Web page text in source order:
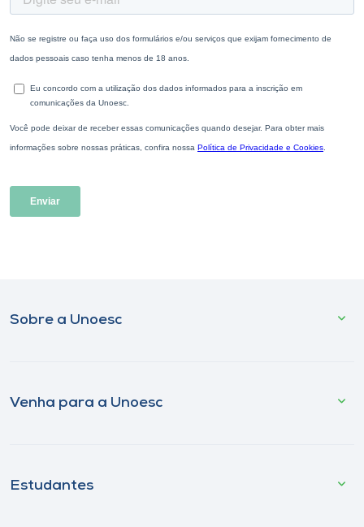
Sobre a Unoesc
Venha para a Unoesc
Estudantes